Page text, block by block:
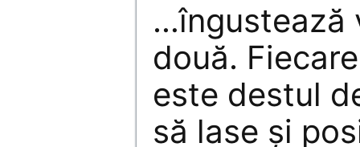
…îngustează
două.
este destul
să lase și